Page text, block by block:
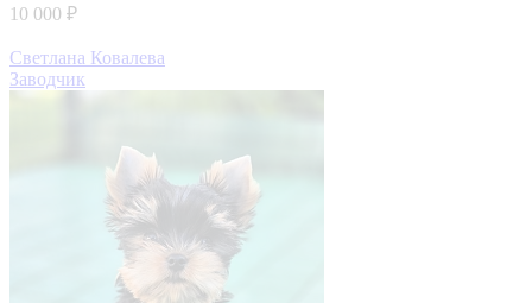
10 000 ₽
Светлана Ковалева
Заводчик